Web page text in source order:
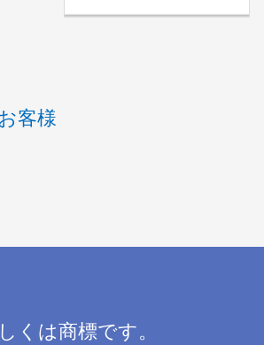
客様
くは商標です。